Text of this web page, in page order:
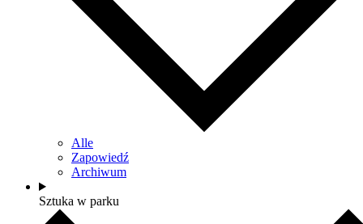
Alle
Zapowiedź
Archiwum
Sztuka w parku